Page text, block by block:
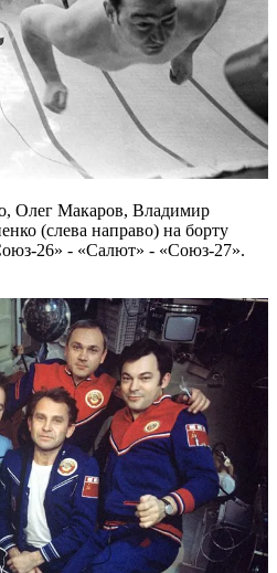
Олег Макаров, Владимир
(слева направо) на борту
26» - «Салют» - «Союз-27».